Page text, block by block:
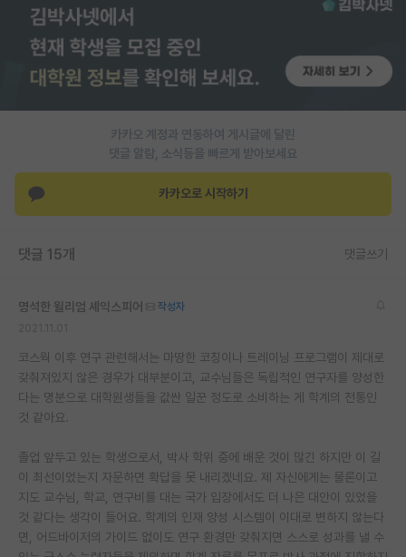
커리어
유학교육
이벤트
반도체 아카데미카카오 계정과 연동하여 게시글에 달린
댓글 알람, 소식등을 빠르게 받아보세요
카카오로 시작하기
댓글 15개 댓글쓰기
명석한 윌리엄 셰익스피어
작성자
코스웍 이후 연구 관련해서는 마땅한 코칭이나 트레이닝 프로그램이 제대로
갖춰져있지 않은 경우가 대부분이고, 교수님들은 독립적인 연구자를 양성한
다는 명분으로 대학원생들을 값싼 일꾼 정도로 소비하는 게 학계의 전통인
것 같아요.
졸업 앞두고 있는 학생으로서, 박사 학위 중에 배운 것이 많긴 하지만 이 길
이 최선이었는지 자문하면 확답을 못 내리겠네요. 제 자신에게는 물론이고
지도 교수님, 학교, 연구비를 대는 국가 입장에서도 더 나은 대안이 있었을
것 같다는 생각이 들어요. 학계의 인재 양성 시스템이 이대로 변하지 않는다
면, 어드바이저의 가이드 없이도 연구 환경만 갖춰지면 스스로 성과를 낼 수